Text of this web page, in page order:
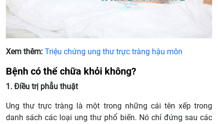
Xem thêm: Triệu chứng ung thư trực tràng hậu môn
Bệnh có thể chữa khỏi không?
1. Điều trị phẫu thuật
Ung thư trực tràng là một trong những cái tên xếp trong
danh sách các loại ung thư phổ biến. Nó chỉ đứng sau các